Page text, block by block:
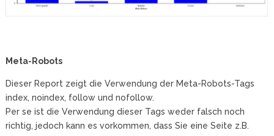
Meta-Robots
Dieser Report zeigt die Verwendung der Meta-Robots-Tags
index, noindex, follow und nofollow.
Per se ist die Verwendung dieser Tags weder falsch noch
richtig, jedoch kann es vorkommen, dass Sie eine Seite z.B.